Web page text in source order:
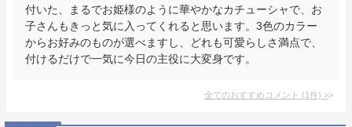
付いた、まるでお姫様のように華やかなカチューシャで、お
子さんもきっと気に入ってくれると思います。3色のカラー
からお好みのものが選べますし、どれも可愛らしさ満点で、
付けるだけで一気に今日の主役に大変身です。
全てのおすすめコメント (1件) >